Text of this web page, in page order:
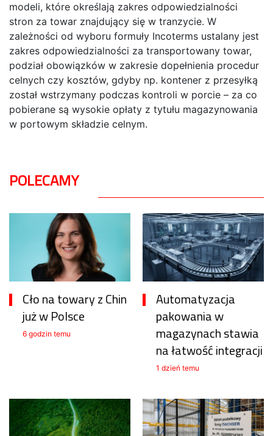
modeli, które określają zakres odpowiedzialności
stron za towar znajdujący się w tranzycie. W
zależności od wyboru formuły Incoterms ustalany jest
zakres odpowiedzialności za transportowany towar,
podział obowiązków w zakresie dopełnienia procedur
celnych czy kosztów, gdyby np. kontener z przesyłką
został wstrzymany podczas kontroli w porcie – za co
pobierane są wysokie opłaty z tytułu magazynowania
w portowym składzie celnym.
POLECAMY
Cło na towary z Chin
już w Polsce
6 godzin temu
Automatyzacja
pakowania w
magazynach stawia
na łatwość integracji
1 dzień temu